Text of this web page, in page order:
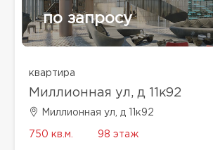
по запросу
квартира
Миллионная ул, д 11к92
Миллионная ул, д 11к92
750 кв.м. 98 этаж